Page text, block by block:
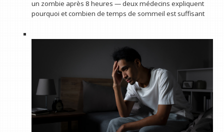
un zombie après 8 heures — deux médecins expliquent
pourquoi et combien de temps de sommeil est suffisant